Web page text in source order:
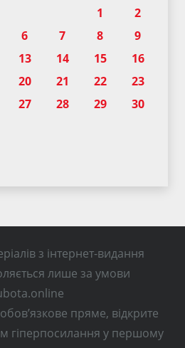
1
2
6 7 8
9
13 14 15
16
20 21 22
23
27 28 29
30
з інтернет-видання
лише за умови
пряме, відкрите
гіперпосилання у першому